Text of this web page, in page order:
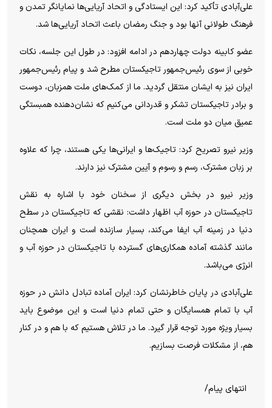
علی‌آبادی تأکید کرد: این ایستادگی و اتحاد آریایی‌ها نمایانگر تمدن و
فرهنگ طولانی آنها بود و جنگ رمضان باعث اتحاد آریایی‌ها شد.
عضو کابینه دولت چهاردهم در ادامه افزود: در طول این جلسه، نکات
خوبی از سوی رئیس‌جمهور تاجیکستان مطرح شد و پیام رئیس‌جمهور
ایران نیز به ایشان منتقل گردید. ما از کمک‌های ملت همزبان، دوست
و برادر تاجیکستان تشکر و قدردانی می‌کنیم که نشان‌دهنده همبستگی
عمیق میان دو ملت است.
وزیر نیرو تصریح کرد: تاجیک‌ها و ایرانی‌ها یکی هستند، چرا که علاوه
بر زبان مشترک، رسم و رسوم و آیین مشترک نیز دارند.
وزیر نیرو در بخش دیگری از سخنان خود با اشاره به نقش
تاجیکستان در حوزه آب اظهار داشت: نقشی که تاجیکستان در سطح
دنیا در زمینه آب ایفا می‌کند، بسیار سازنده است و ایران همچنان
مانند گذشته آماده همکاری‌های گسترده با تاجیکستان در حوزه آب و
انرژی می‌باشد.
علی‌آبادی در پایان خاطرنشان کرد: ایران آماده تبادل دانش در حوزه
آب با تمام همسایگان و حتی تمام دنیا است و این موضوع باید
بسیار ویژه مورد توجه قرار گیرد. ما در تلاش هستیم که با هم و در کنار
هم، از مشکلات فرصت بسازیم.
انتهای پیام/